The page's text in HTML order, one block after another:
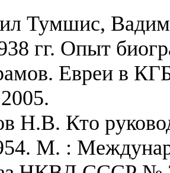
Тумшис,
гг. Опыт
Евреи в
Н.В. Кто
М. :